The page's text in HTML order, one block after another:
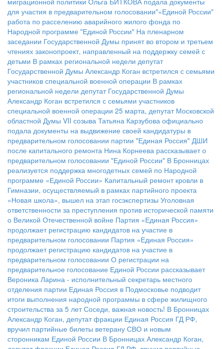
для участия в предварительном голосовании"«Единой России"
работа по расселению аварийного жилого фонда по
Народной программе "Единой России" На пленарном
заседании Государственной Думы принят во втором и третьем
чтениях законопроект, направленный на поддержку семей с
детьми В рамках региональной недели депутат
Государственной Думы Александр Коган встретился с семьями
участников специальной военной операции В рамках
региональной недели депутат Государственной Думы
Александр Коган встретился с семьями участников
специальной военной операции 25 марта, депутат Московской
областной Думы VII созыва Татьяна Карзубова официально
подала документы на выдвижение своей кандидатуры в
предварительном голосовании партии "Единая Россия" ДШИ
после капитального ремонта Нина Корнеева рассказывает о
предварительном голосовании "Единой России" В Бронницах
реализуется поддержка многодетных семей по Народной
программе «Единой России» Капитальный ремонт кровли в
Гимназии, осуществляемый в рамках партийного проекта
«Новая школа», вышел на этап госэкспертизы Уголовная
ответственности за преступления против исторической памяти
о Великой Отечественной войне Партия «Единая Россия»
продолжает регистрацию кандидатов на участие в
предварительном голосовании Партия «Единая Россия»
продолжает регистрацию кандидатов на участие в
предварительном голосовании О регистрации на
предварительное голосование Единой России рассказывает
Вероника Ларина - исполнительный секретарь местного
отделения партии Единая Россия в Подмосковье подводит
итоги выполнения народной программы в сфере жилищного
строительства за 5 лет Соседи, важная новость! В Бронницах
Александр Коган, депутат фракции Единая Россия ГД РФ,
вручил партийные билеты ветерану СВО и новым
сторонникам Единой России В Бронницах Александр Коган,